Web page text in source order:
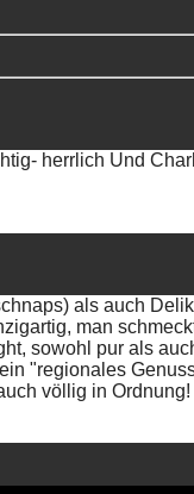
herrlich Und
als auch
man
sowohl pur als
"regionales
völlig in